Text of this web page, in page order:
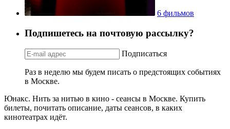
6 фильмов
Подпишетесь на почтовую рассылку?
Подписаться
Раз в неделю мы будем писать о предстоящих событиях
в Москве.
Юнакс. Нить за нитью в кино - сеансы в Москве. Купить
билеты, почитать описание, даты сеансов, в каких
кинотеатрах идёт.